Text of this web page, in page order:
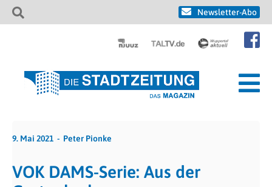
Newsletter-Abo
9. Mai 2021 Peter Pionke
VOK DAMS-Serie: Aus der